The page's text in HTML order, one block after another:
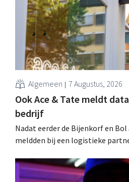
Algemeen 7 Augustus, 2026
Ook Ace & Tate meldt
bedrijf
Nadat eerder de Bijenkorf en
meldden bij een logistieke
datalek. Financiële gegevens,
wachtwoorden zijn niet getroffen.